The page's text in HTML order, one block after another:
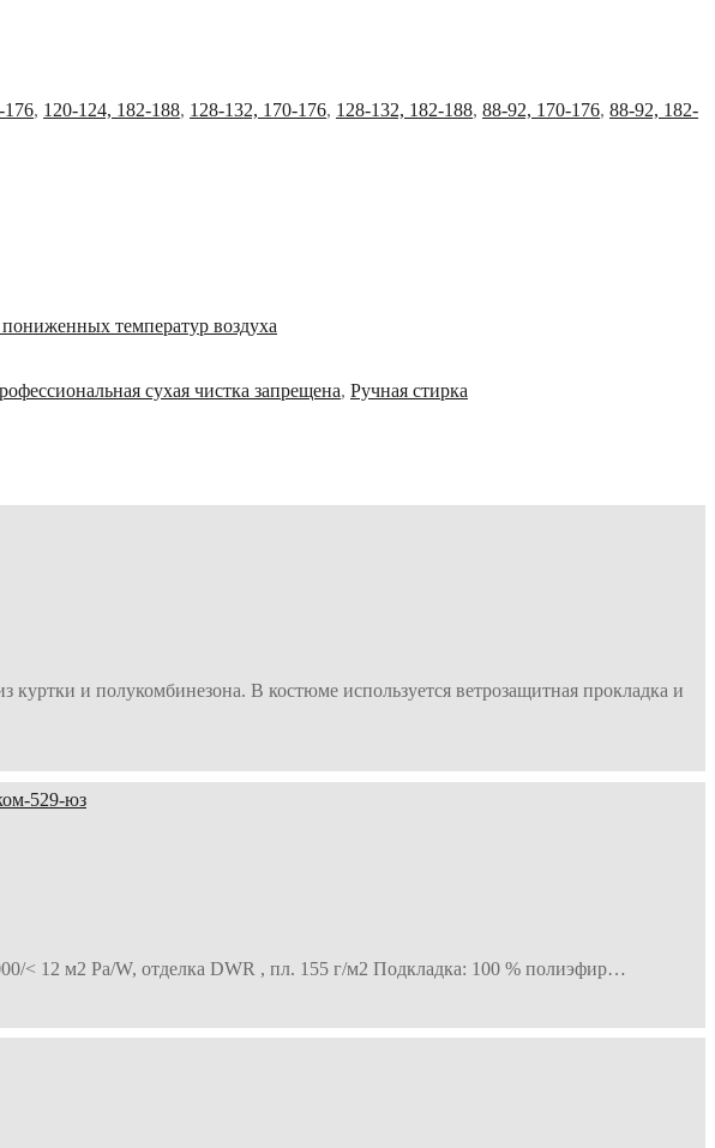
176, 120-124, 182-188, 128-132, 170-176, 128-132, 182-188, 88-92, 170-176, 88-92, 182-
температур воздуха
сухая чистка запрещена, Ручная стирка
и полукомбинезона. В костюме используется ветрозащитная прокладка и
< 12 м2 Ра/W, отделка DWR , пл. 155 г/м2 Подкладка: 100 % полиэфир…